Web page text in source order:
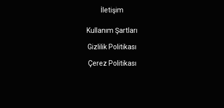
İletişim
Kullanım Şartları
Gizlilik Politikası
Çerez Politikası